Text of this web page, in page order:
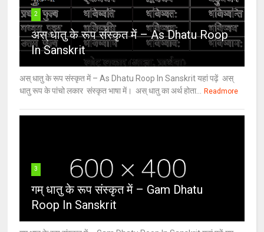
2
अस् धातु के रूप संस्कृत में – As Dhatu Roop
In Sanskrit
अस् धातु के रूप संस्कृत में – As Dhatu Roop In Sanskrit यहां पढ़ें अस्
धातु रूप के पांचो लकार संस्कृत भाषा में। अस् धातु का अर्थ होता... Readmore
3
गम् धातु के रूप संस्कृत में – Gam Dhatu
Roop In Sanskrit